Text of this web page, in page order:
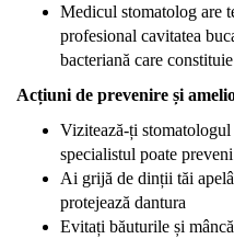
Medicul stomatolog are
profesional cavitatea
bacteriană care
Acțiuni de prevenire și
Vizitează-ți
specialistul poate
Ai grijă de dinții tăi
protejează dantura
Evitați băuturile și